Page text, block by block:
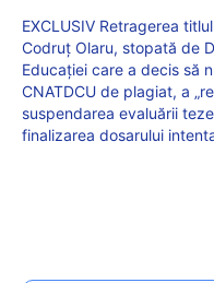
EXCLUSIV Retragerea
Codruț Olaru, stopată de
Educației care a decis să
CNATDCU de plagiat, a
suspendarea evaluării
finalizarea dosarului